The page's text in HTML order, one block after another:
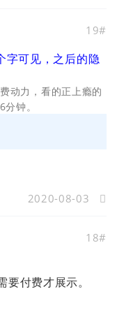
19#
字可见，之后的隐
动力，看的正上瘾的
分钟。
2020-08-03
18#
付费才展示。